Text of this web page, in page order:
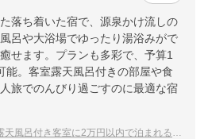
落ち着いた宿で、源泉かけ流しの
呂や大浴場でゆったり湯浴みがで
せます。プランも多彩で、予算1
能。客室露天風呂付きの部屋や食
旅でのんびり過ごすのに最適な宿
呂付き客室に2万円以内で泊まれる安い旅館を教えて